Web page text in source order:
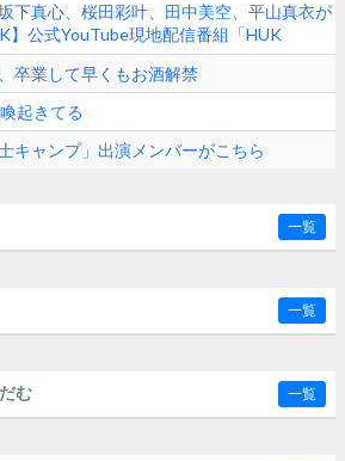
下真心、桜田彩叶、田中美空、平山真衣が
】公式YouTube現地配信番組「HUK
卒業して早くもお酒解禁
起きてる
キャンプ」出演メンバーがこちら
一覧
一覧
む 一覧